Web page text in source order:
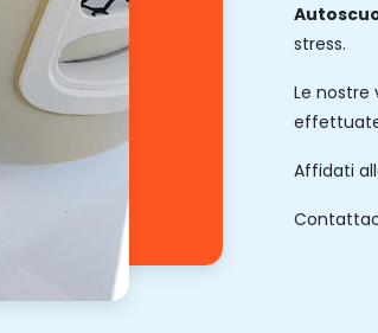
stress.
Le nostre
Affidati